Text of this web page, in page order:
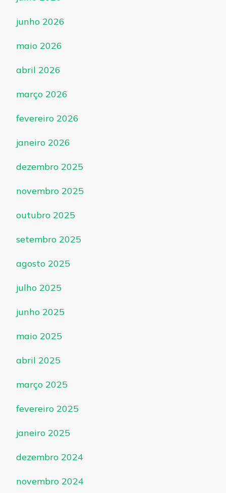
junho 2026
maio 2026
abril 2026
março 2026
fevereiro 2026
janeiro 2026
dezembro 2025
novembro 2025
outubro 2025
setembro 2025
agosto 2025
julho 2025
junho 2025
maio 2025
abril 2025
março 2025
fevereiro 2025
janeiro 2025
dezembro 2024
novembro 2024